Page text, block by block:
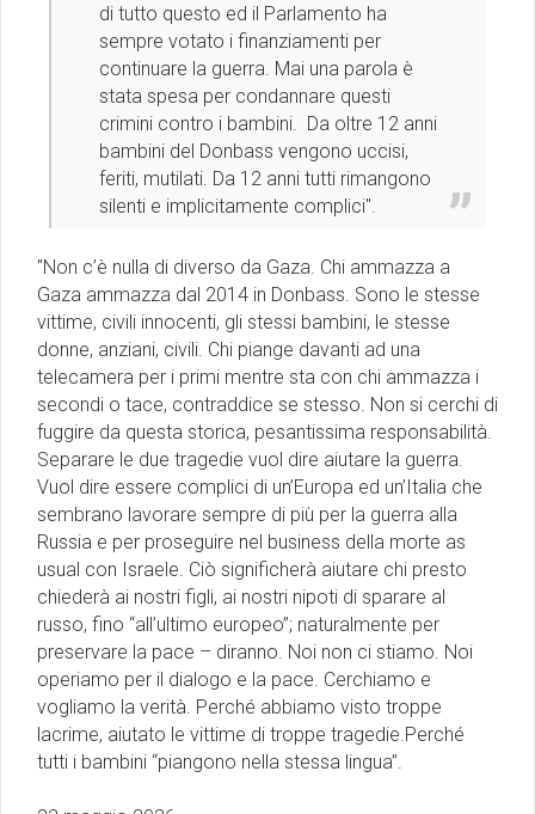
di tutto questo ed il Parlamento ha
sempre votato i finanziamenti per
continuare la guerra. Mai una parola è
stata spesa per condannare questi
crimini contro i bambini. Da oltre 12 anni
bambini del Donbass vengono uccisi,
feriti, mutilati. Da 12 anni tutti rimangono
silenti e implicitamente complici''.
''Non c’è nulla di diverso da Gaza. Chi ammazza a
Gaza ammazza dal 2014 in Donbass. Sono le stesse
vittime, civili innocenti, gli stessi bambini, le stesse
donne, anziani, civili. Chi piange davanti ad una
telecamera per i primi mentre sta con chi ammazza i
secondi o tace, contraddice se stesso. Non si cerchi di
fuggire da questa storica, pesantissima responsabilità.
Separare le due tragedie vuol dire aiutare la guerra.
Vuol dire essere complici di un’Europa ed un’Italia che
sembrano lavorare sempre di più per la guerra alla
Russia e per proseguire nel business della morte as
usual con Israele. Ciò significherà aiutare chi presto
chiederà ai nostri figli, ai nostri nipoti di sparare al
russo, fino “all’ultimo europeo”; naturalmente per
preservare la pace – diranno. Noi non ci stiamo. Noi
operiamo per il dialogo e la pace. Cerchiamo e
vogliamo la verità. Perché abbiamo visto troppe
lacrime, aiutato le vittime di troppe tragedie.Perché
tutti i bambini “piangono nella stessa lingua”.